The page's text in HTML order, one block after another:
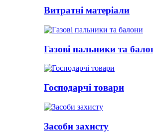
Витратні матеріали
Газові пальники та
Господарчі товари
Засоби захисту